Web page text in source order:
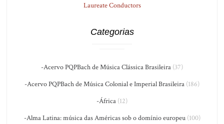
Laureate Conductors
Categorias
-Acervo PQPBach de Música Clássica Brasileira (37)
-Acervo PQPBach de Música Colonial e Imperial Brasileira (186)
-África (12)
-Alma Latina: música das Américas sob o domínio europeu(100)